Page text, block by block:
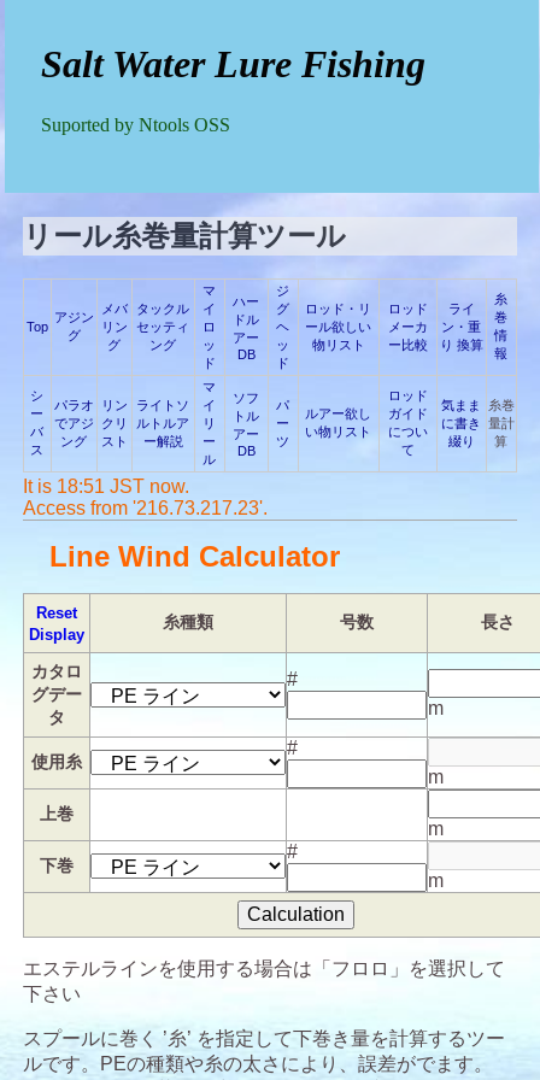
Salt Water Lure Fishing
Suported by Ntools OSS
リール糸巻量計算ツール
Top
アジン
グ
メバ
リン
グ
タックル
セッティ
ング
マ
イ
ロ
ッ
ド
ハー
ドル
アー
DB
ジ
グ
ヘ
ッ
ド
ロッド・リ
ール欲しい
物リスト
ロッド
メーカ
ー比較
ライ
ン・重
り 換算
糸
巻
情
報
シ
ー
バ
ス
パラオ
でアジ
ング
リン
クリ
スト
ライトソ
ルトルア
ー解説
マ
イ
リ
ー
ル
ソフ
トル
アー
DB
パ
ー
ツ
ルアー欲し
い物リスト
ロッド
ガイド
につい
て
気まま
に書き
綴り
糸巻
量計
算
It is 18:51 JST now.
Access from '216.73.217.23'.
Line Wind Calculator
Reset
Display
糸種類 号数 長さ
カタロ
グデー
タ
#
m
使用糸
#
m
上巻
m
下巻
#
m
エステルラインを使用する場合は「フロロ」を選択して
下さい
スプールに巻く ’糸’ を指定して下巻き量を計算するツー
ルです。PEの種類や糸の太さにより、誤差がでます。